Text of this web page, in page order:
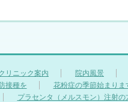
リニック案内
院内風景
接種を
花粉症の季節始まりま
プラセンタ（メルスモン）注射の